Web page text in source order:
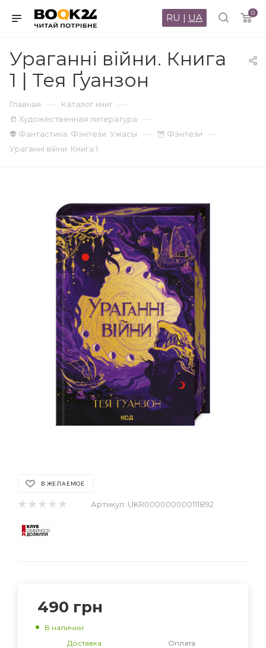
0
RU | UA
Ураганні війни. Книга
1 | Тея Ґуанзон
Главная — Каталог книг —
📒 Художественная литература —
👽 Фантастика. Фэнтези. Ужасы — 🦉 Фэнтези —
Ураганні війни. Книга 1
В ЖЕЛАЕМОЕ
Артикул: UKR000000000111892
490 грн
В наличии
Доставка
Оплата